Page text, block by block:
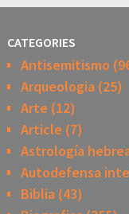
CATEGORIES
Antisemitismo
Arqueologia(25)
Arte (12)
Article (7)
Astrología
Autodefensa
Biblia(43)